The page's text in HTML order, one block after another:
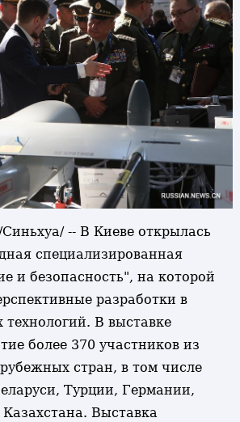
-- В Киеве открылась
специализированная
и безопасность", на которой
разработки в
технологий. В выставке
более 370 участников из
стран, в том числе
Турции, Германии,
Выставка